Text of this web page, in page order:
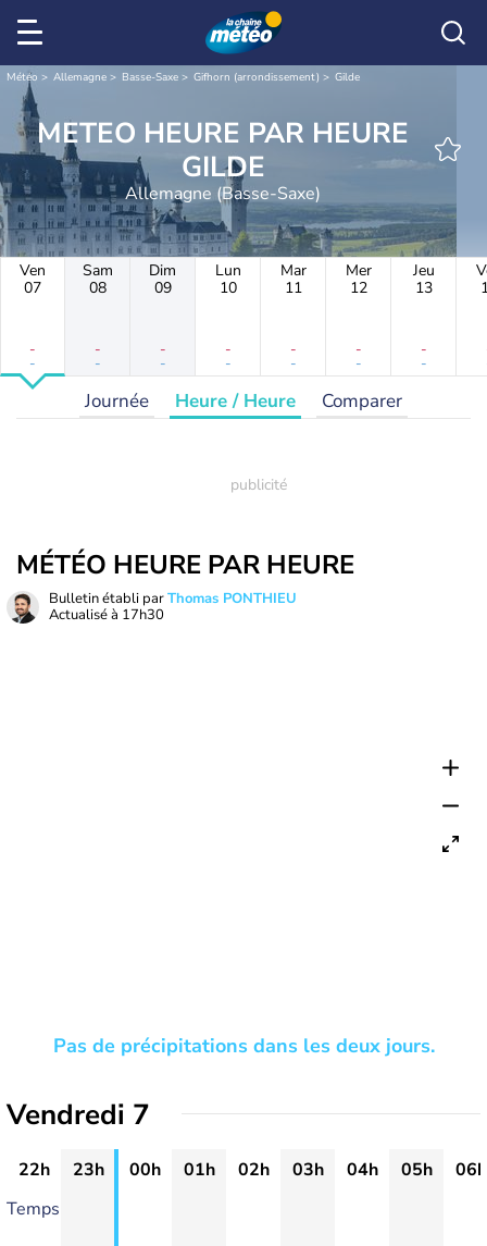
Météo Allemagne Basse-Saxe Gifhorn (arrondissement) Gilde
METEO HEURE PAR HEURE
GILDE
Allemagne (Basse-Saxe)
Ven
07
-
-
Sam
08
-
-
Dim
09
-
-
Lun
10
-
-
Mar
11
-
-
Mer
12
-
-
Jeu
13
-
-
Journée Heure / Heure Comparer
MÉTÉO HEURE PAR HEURE
Bulletin établi parThomas PONTHIEU
Actualisé à 17h30
Pas de précipitations dans les deux jours.
Vendredi 7
22h 23h 00h 01h 02h 03h 04h 05h
06h
Temps